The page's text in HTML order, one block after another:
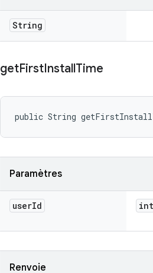
String
getFirstInstallTime
public String
Paramètres
userId int
Renvoie